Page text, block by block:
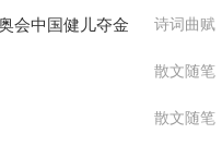
会中国健儿夺金 诗词曲赋
散文随笔
散文随笔